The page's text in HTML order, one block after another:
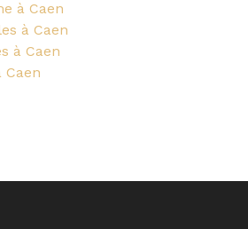
à Caen
à Caen
à Caen
Caen